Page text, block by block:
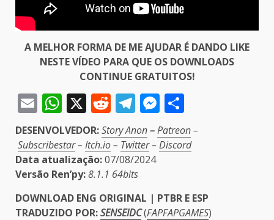
A MELHOR FORMA DE ME AJUDAR É DANDO LIKE
NESTE VÍDEO PARA QUE OS DOWNLOADS
CONTINUE GRATUITOS!
EmailWhatsApp
X Reddit
Telegram
Messenger
DESENVOLVEDOR:Story Anon–Patreon–
Subscribestar– Itch.io– Twitter– Discord
Data atualização:07/08/2024
Versão Ren’py:8.1.1 64bits
DOWNLOAD ENG ORIGINAL | PTBR E ESP
TRADUZIDO POR:SENSEIDC(FAPFAPGAMES)